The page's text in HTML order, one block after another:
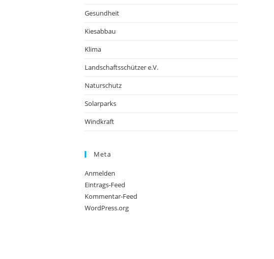
Gesundheit
Kiesabbau
Klima
Landschaftsschützer e.V.
Naturschutz
Solarparks
Windkraft
Meta
Anmelden
Eintrags-Feed
Kommentar-Feed
WordPress.org